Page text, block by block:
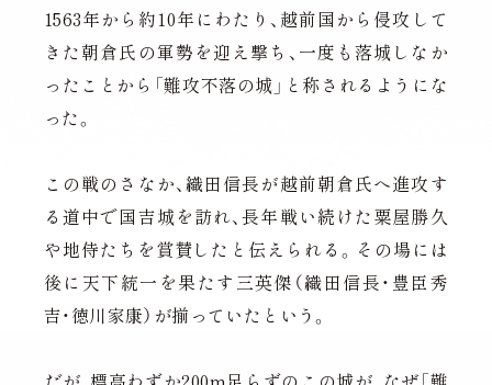
1563年から約10年にわたり、越前国から侵攻して
きた朝倉氏の軍勢を迎え撃ち、一度も落城しなか
ったことから「難攻不落の城」と称されるようにな
った。
この戦のさなか、織田信長が越前朝倉氏へ進攻す
る道中で国吉城を訪れ、長年戦い続けた粟屋勝久
や地侍たちを賞賛したと伝えられる。その場には
後に天下統一を果たす三英傑（織田信長・豊臣秀
吉・徳川家康）が揃っていたという。